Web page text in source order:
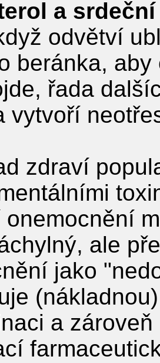
a
odvětví
beránka,
řada
vytvoří
zdraví
onemocnění
ale
jako
a